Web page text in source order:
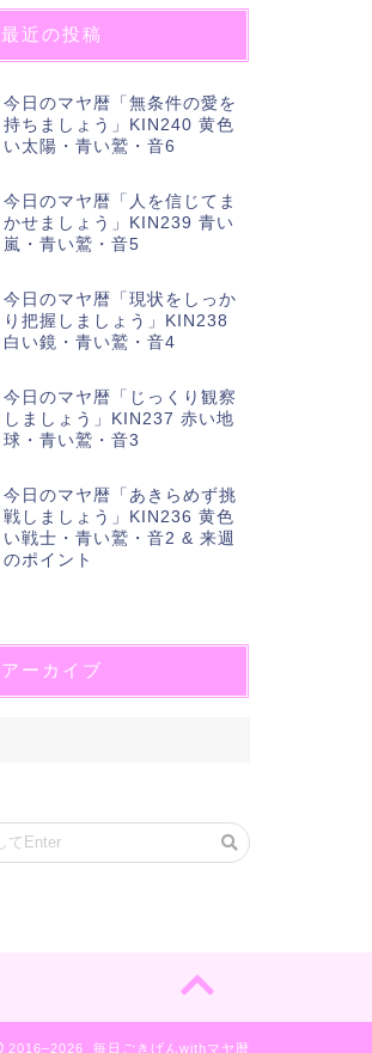
最近の投稿
今日のマヤ暦「無条件の愛を
持ちましょう」KIN240 黄色
い太陽・青い鷲・音6
今日のマヤ暦「人を信じてま
かせましょう」KIN239 青い
嵐・青い鷲・音5
今日のマヤ暦「現状をしっか
り把握しましょう」KIN238
白い鏡・青い鷲・音4
今日のマヤ暦「じっくり観察
しましょう」KIN237 赤い地
球・青い鷲・音3
今日のマヤ暦「あきらめず挑
戦しましょう」KIN236 黄色
い戦士・青い鷲・音2 & 来週
のポイント
アーカイブ
2016–2026 毎日ごきげんwithマヤ暦